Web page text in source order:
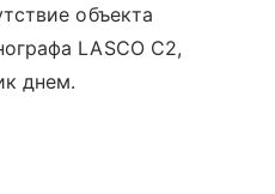
объекта
LASCO C2,
днем.